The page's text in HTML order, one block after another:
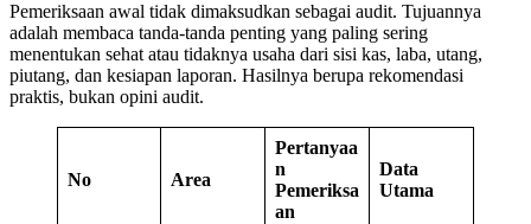
Pemeriksaan awal tidak dimaksudkan sebagai audit. Tujuannya
adalah membaca tanda-tanda penting yang paling sering
menentukan sehat atau tidaknya usaha dari sisi kas, laba, utang,
piutang, dan kesiapan laporan. Hasilnya berupa rekomendasi
praktis, bukan opini audit.
No Area
Pertanyaa
n
Pemeriksa
an
Data
Utama